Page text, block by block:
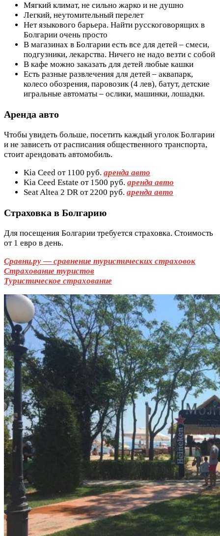
Мягкий климат, не сильно жарко и не душно
Легкий, неутомительный перелет
Нет языкового барьера. Найти русскоговорящих в
Болгарии очень просто
В магазинах в Болгарии есть все для детей – смеси,
подгузники, лекарства. Ничего не надо везти с собой
В кафе можно заказать для детей любые кашки
Есть разные развлечения для детей – аквапарк,
колесо обозрения, паровозик (4 лев), батут, детские
игральные автоматы – ослики, машинки, лошадки.
Аренда авто
Чтобы увидеть больше, посетить каждый уголок Болгарии
и не зависеть от расписания общественного транспорта,
стоит арендовать автомобиль.
Kia Ceed от 1100 руб. аренда авто
Kia Ceed Estate от 1500 руб. аренда авто
Seat Altea 2 DR от 2200 руб. аренда авто
Страховка в Болгарию
Для посещения Болгарии требуется страховка. Стоимость
от 1 евро в день.
Сравни.ру — сравнение туристических страховок
Страхование туристов
Туристическое страхование